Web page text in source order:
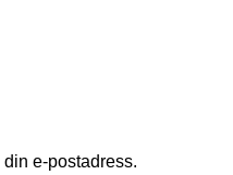
e-postadress.